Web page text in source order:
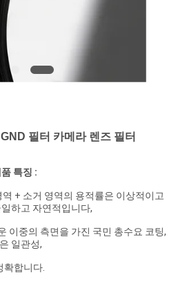
필터 카메라 렌즈 필터
특징 :
역 + 소거 영역의 용적률은 이상적이고
하고 자연적입니다,
이중의 측면을 가진 국민 총수요 코팅,
일관성,
확합니다.